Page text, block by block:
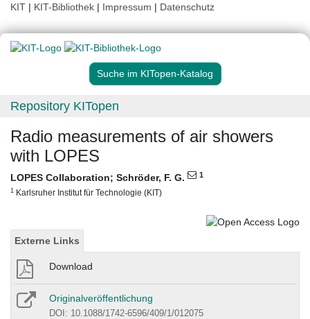
KIT | KIT-Bibliothek | Impressum | Datenschutz
Suche im KITopen-Katalog
Repository KITopen
Radio measurements of air showers
with LOPES
LOPES Collaboration; Schröder, F. G. 1
1 Karlsruher Institut für Technologie (KIT)
Externe Links
Download
Originalveröffentlichung
DOI: 10.1088/1742-6596/409/1/012075